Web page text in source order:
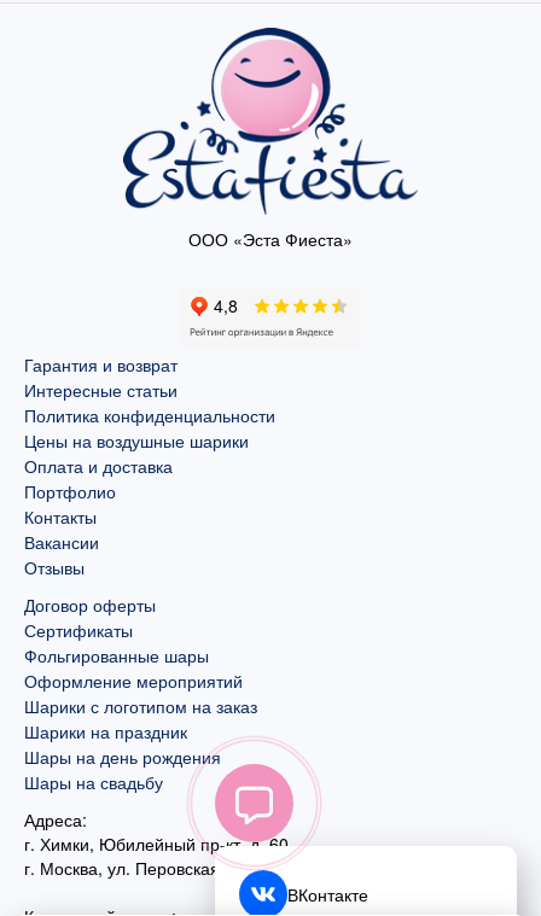
ООО «Эста Фиеста»
Гарантия и возврат
Интересные статьи
Политика конфиденциальности
Цены на воздушные шарики
Оплата и доставка
Портфолио
Контакты
Вакансии
Отзывы
Договор оферты
Сертификаты
Фольгированные шары
Оформление мероприятий
Шарики с логотипом на заказ
Шарики на праздник
Шары на день рождения
Шары на свадьбу
Адреса:
г. Химки, Юбилейный пр-кт, д. 60
г. Москва, ул. Перовская, д. 59
ВКонтакте